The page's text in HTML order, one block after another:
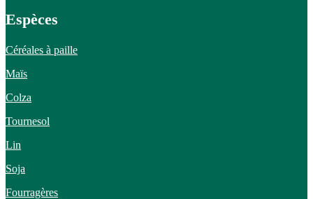
Espèces
Céréales à paille
Maïs
Colza
Tournesol
Lin
Soja
Fourragères